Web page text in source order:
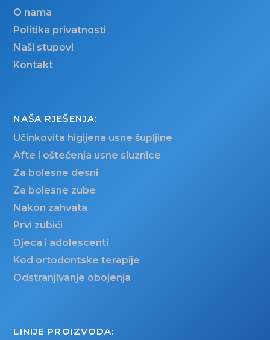
O nama
Politika privatnosti
Naši stupovi
Kontakt
NAŠA RJEŠENJA:
Učinkovita higijena usne šupljine
Afte i oštećenja usne sluznice
Za bolesne desni
Za bolesne zube
Nakon zahvata
Prvi zubići
Djeca i adolescenti
Kod ortodontske terapije
Odstranjivanje obojenja
LINIJE PROIZVODA: